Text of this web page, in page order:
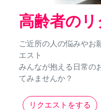
高齢者のリ
ご近所の人の悩みやお
エスト
みんなが抱える日常の
てみませんか？
リクエストをする